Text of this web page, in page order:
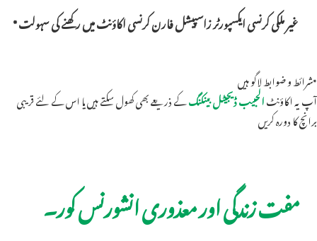
غیر ملکی کرنسی ایکسپورٹر زاسپیشل فارن کرنسی اکاؤنٹ میں رکھنے کی سہولت *
*شرائط و ضوابط لاگو ہیں
آپ یہ اکاؤنٹالحبیب ڈیجیٹل بینکنگکے ذریعے بھی کھول سکتے ہیں یا اس کے لئے قریبی
برانچ کا دورہ کریں
مفت زندگی اور معذوری انشورنس کور۔